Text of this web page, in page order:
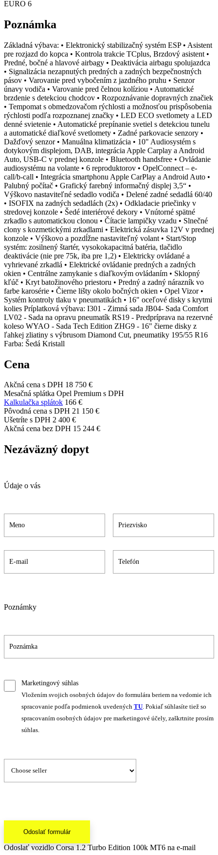
EURO 6
Poznámka
Základná výbava: • Elektronický stabilizačný systém ESP • Asistent
pre rozjazd do kopca • Kontrola trakcie TCplus, Brzdový asistent •
Predné, bočné a hlavové airbagy • Deaktivácia airbagu spolujazdca
• Signalizácia nezapnutých predných a zadných bezpečnostných
pásov • Varovanie pred vybočením z jazdného pruhu • Senzor
únavy vodiča • Varovanie pred čelnou kolíziou • Automatické
brzdenie s detekciou chodcov • Rozpoznávanie dopravných značiek
• Tempomat s obmedzovačom rýchlosti a možnosťou prispôsobenia
rýchlosti podľa rozpoznanej značky • LED ECO svetlomety a LED
denné svietenie • Automatické prepínanie svetiel s detekciou tunelu
a automatické diaľkové svetlomety • Zadné parkovacie senzory •
Dažďový senzor • Manuálna klimatizácia • 10" Audiosystém s
dotykovým displejom, DAB, integrácia Apple Carplay a Android
Auto, USB-C v prednej konzole • Bluetooth handsfree • Ovládanie
audiosystému na volante • 6 reproduktorov • OpelConnect – e-
call/b-call • Integrácia smartphonu Apple CarPlay a Android Auto •
Palubný počítač • Grafický farebný informačný displej 3,5“ •
Výškovo nastaviteľné sedadlo vodiča • Delené zadné sedadlá 60/40
• ISOFIX na zadných sedadlách (2x) • Odkladacie priečinky v
stredovej konzole • Šedé interiérové dekory • Vnútorné spätné
zrkadlo s automatickou clonou • Čítacie lampičky vzadu • Slnečné
clony s kozmetickými zrkadlami • Elektrická zásuvka 12V v prednej
konzole • Výškovo a pozdĺžne nastaviteľný volant • Start/Stop
systém: zosilnený štartér, vysokokapacitná batéria, tlačidlo
deaktivácie (nie pre 75k, iba pre 1,2) • Elektricky ovládané a
vyhrievané zrkadlá • Elektrické ovládanie predných a zadných
okien • Centrálne zamykanie s diaľkovým ovládaním • Sklopný
kľúč • Kryt batožinového priestoru • Predný a zadný nárazník vo
farbe karosérie • Čierne lišty okolo bočných okien • Opel Vizor •
Systém kontroly tlaku v pneumatikách • 16" oceľové disky s krytmi
kolies Príplatková výbava: I301 - Zimná sada JB04- Sada Comfort
LV02 - Sada na opravu pneumatík RS19 - Predpríprava na rezervné
koleso WYAO - Sada Tech Edition ZHG9 - 16" čierne disky z
ľahkej zliatiny s výbrusom Diamond Cut, pneumatiky 195/55 R16
Farba: Šedá Kristall
Cena
Akčná cena s DPH 18 750 €
Mesačná splátka Opel Premium s DPH
Kalkulačka splátok 166 €
Pôvodná cena s DPH 21 150 €
Ušetríte s DPH 2 400 €
Akčná cena bez DPH 15 244 €
Nezáväzný dopyt
Údaje o vás
Poznámky
Marketingový súhlas
Vložením svojich osobných údajov do formulára beriem na vedomie ich
spracovanie podľa podmienok uvedených TU . Pokiaľ súhlasíte tiež so
spracovaním osobných údajov pre marketingové účely, zaškrtnite prosím
súhlas.
Odoslať formulár
Odoslať vozidlo Corsa 1.2 Turbo Edition 100k MT6 na e-mail